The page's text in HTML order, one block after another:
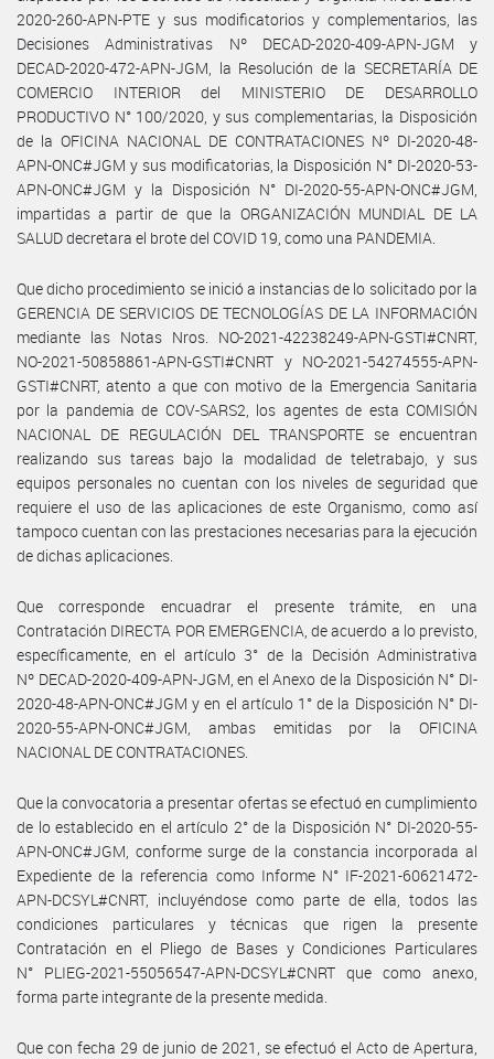
2020-260-APN-PTE y sus modificatorios y complementarios, las
Decisiones Administrativas Nº DECAD-2020-409-APN-JGM y
DECAD-2020-472-APN-JGM, la Resolución de la SECRETARÍA DE
COMERCIO INTERIOR del MINISTERIO DE DESARROLLO
PRODUCTIVO N° 100/2020, y sus complementarias, la Disposición
de la OFICINA NACIONAL DE CONTRATACIONES Nº DI-2020-48-
APN-ONC#JGM y sus modificatorias, la Disposición N° DI-2020-53-
APN-ONC#JGM y la Disposición N° DI-2020-55-APN-ONC#JGM,
impartidas a partir de que la ORGANIZACIÓN MUNDIAL DE LA
SALUD decretara el brote del COVID 19, como una PANDEMIA.
Que dicho procedimiento se inició a instancias de lo solicitado por la
GERENCIA DE SERVICIOS DE TECNOLOGÍAS DE LA INFORMACIÓN
mediante las Notas Nros. NO-2021-42238249-APN-GSTI#CNRT,
NO-2021-50858861-APN-GSTI#CNRT y NO-2021-54274555-APN-
GSTI#CNRT, atento a que con motivo de la Emergencia Sanitaria
por la pandemia de COV-SARS2, los agentes de esta COMISIÓN
NACIONAL DE REGULACIÓN DEL TRANSPORTE se encuentran
realizando sus tareas bajo la modalidad de teletrabajo, y sus
equipos personales no cuentan con los niveles de seguridad que
requiere el uso de las aplicaciones de este Organismo, como así
tampoco cuentan con las prestaciones necesarias para la ejecución
de dichas aplicaciones.
Que corresponde encuadrar el presente trámite, en una
Contratación DIRECTA POR EMERGENCIA, de acuerdo a lo previsto,
específicamente, en el artículo 3° de la Decisión Administrativa
Nº DECAD-2020-409-APN-JGM, en el Anexo de la Disposición N° DI-
2020-48-APN-ONC#JGM y en el artículo 1° de la Disposición N° DI-
2020-55-APN-ONC#JGM, ambas emitidas por la OFICINA
NACIONAL DE CONTRATACIONES.
Que la convocatoria a presentar ofertas se efectuó en cumplimiento
de lo establecido en el artículo 2° de la Disposición N° DI-2020-55-
APN-ONC#JGM, conforme surge de la constancia incorporada al
Expediente de la referencia como Informe N° IF-2021-60621472-
APN-DCSYL#CNRT, incluyéndose como parte de ella, todos las
condiciones particulares y técnicas que rigen la presente
Contratación en el Pliego de Bases y Condiciones Particulares
N° PLIEG-2021-55056547-APN-DCSYL#CNRT que como anexo,
forma parte integrante de la presente medida.
Que con fecha 29 de junio de 2021, se efectuó el Acto de Apertura,